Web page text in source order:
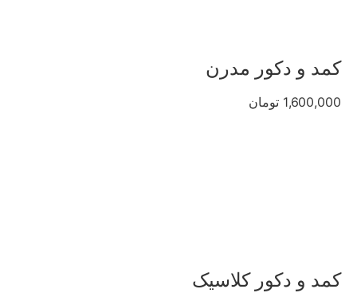
کمد و دکور مدرن
1,600,000 تومان
کمد و دکور کلاسیک